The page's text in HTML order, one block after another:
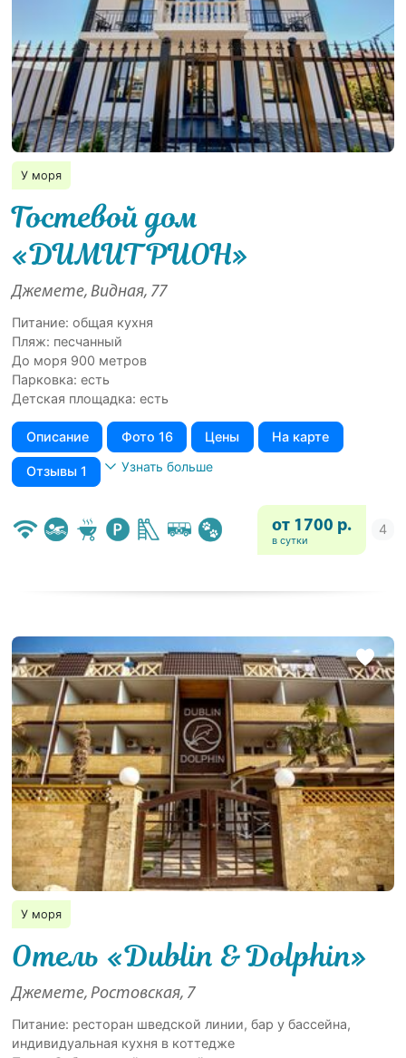
У моря
Гостевой дом
«ДИМИТРИОН»
Джемете, Видная, 77
Питание: общая кухня
Пляж: песчанный
До моря 900 метров
Парковка: есть
Детская площадка: есть
Описание Фото 16 Цены На карте
Отзывы 1 Узнать больше
от 1700 р.
в сутки
У моря
Отель «Dublin & Dolphin»
Джемете, Ростовская, 7
Питание: ресторан шведской линии, бар у бассейна,
индивидуальная кухня в коттедже